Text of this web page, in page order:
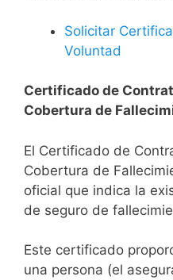
Solicitar
Voluntad
Certificado de
Cobertura de
El Certificado de
Cobertura de
oficial que indica la
de seguro de
Este certificado
una persona (el